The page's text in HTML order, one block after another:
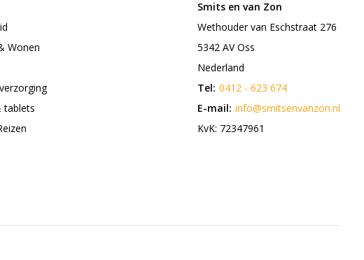
Wonen
tablets
Smits en van Zon
Wethouder van Eschstraat 276
5342 AV Oss
Nederland
Tel: 0412 - 623 674
E-mail: info@smitsenvanzon.nl
KvK: 72347961